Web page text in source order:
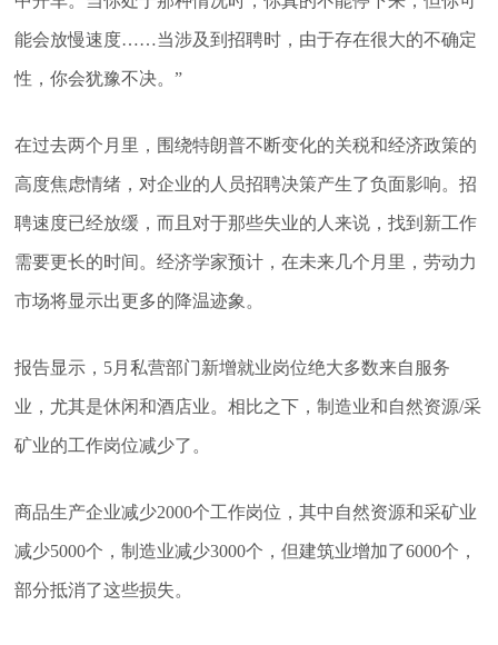
能会放慢速度……当涉及到招聘时，由于存在很大的不确定
性，你会犹豫不决。”
在过去两个月里，围绕特朗普不断变化的关税和经济政策的
高度焦虑情绪，对企业的人员招聘决策产生了负面影响。招
聘速度已经放缓，而且对于那些失业的人来说，找到新工作
需要更长的时间。经济学家预计，在未来几个月里，劳动力
市场将显示出更多的降温迹象。
报告显示，5月私营部门新增就业岗位绝大多数来自服务
业，尤其是休闲和酒店业。相比之下，制造业和自然资源/采
矿业的工作岗位减少了。
商品生产企业减少2000个工作岗位，其中自然资源和采矿业
减少5000个，制造业减少3000个，但建筑业增加了6000个，
部分抵消了这些损失。